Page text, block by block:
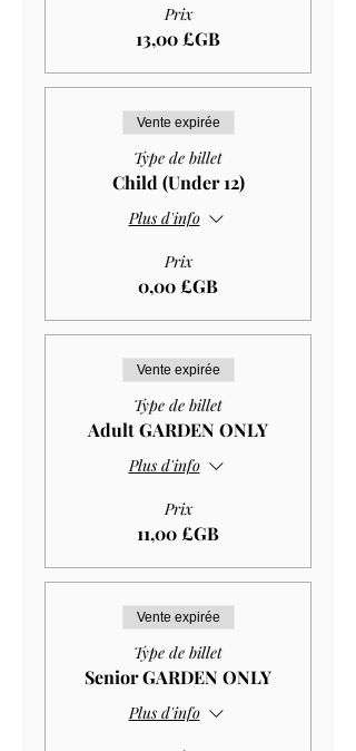
Prix
13,00 £GB
Vente expirée
Type de billet
Child (Under 12)
Plus d'info
Prix
0,00 £GB
Vente expirée
Type de billet
Adult GARDEN ONLY
Plus d'info
Prix
11,00 £GB
Vente expirée
Type de billet
Senior GARDEN ONLY
Plus d'info